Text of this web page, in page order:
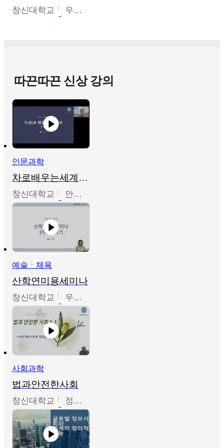
창신대학교 우미옥,오윤경,박선이
따끈따끈 신상 강의
인문과학
차로배우는세계문화
창신대학교 안소영
예술ㆍ체육
산학연미용세미나
창신대학교 우미옥,오윤경,박선이
사회과학
법과안전한사회
창신대학교 정연균